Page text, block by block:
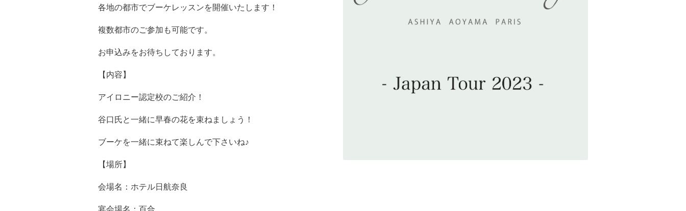
各地の都市でブーケレッスンを開催いたします！
複数都市のご参加も可能です。
お申込みをお待ちしております。
【内容】
アイロニー認定校のご紹介！
谷口氏と一緒に早春の花を束ねましょう！
ブーケを一緒に束ねて楽しんで下さいね♪
【場所】
会場名：ホテル日航奈良
宴会場名：百合